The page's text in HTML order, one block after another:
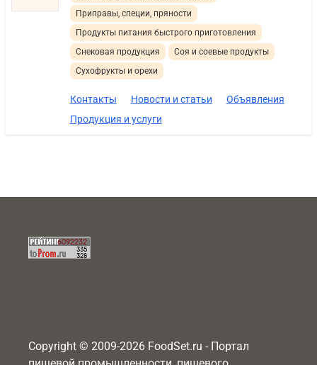
Приправы, специи, пряности
Продукты питания быстрого приготовления
Снековая продукция
Соя и соевые продукты
Сухофрукты и орехи
Контакты Новости и статьи
Объявления
Продукция и услуги
Copyright © 2009-2026 FoodSet.ru - Портал